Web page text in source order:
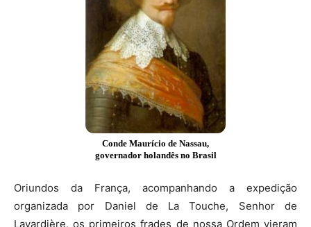
Conde Maurício de Nassau,
governador holandês no Brasil
Oriundos da França, acompanhando a expedição
organizada por Daniel de La Touche, Senhor de
Lavardière, os primeiros frades de nossa Ordem vieram